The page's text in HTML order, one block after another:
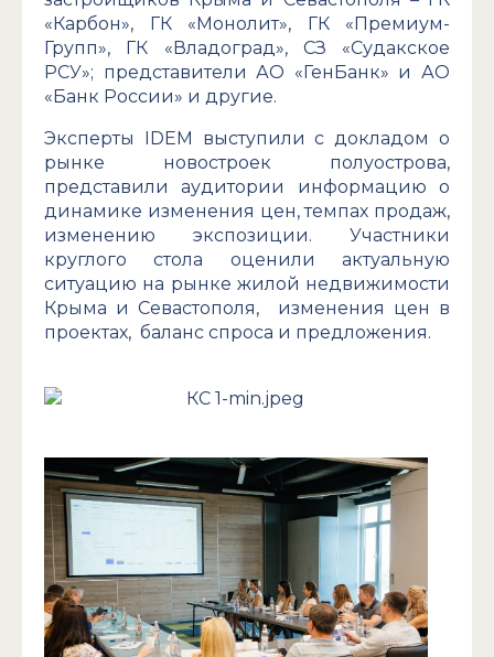
«Карбон», ГК «Монолит», ГК «Премиум-
Групп», ГК «Владоград», СЗ «Судакское
РСУ»; представители АО «ГенБанк» и АО
«Банк России» и другие.
Эксперты IDEM выступили с докладом о
рынке новостроек полуострова,
представили аудитории информацию о
динамике изменения цен, темпах продаж,
изменению экспозиции. Участники
круглого стола оценили актуальную
ситуацию на рынке жилой недвижимости
Крыма и Севастополя, изменения цен в
проектах, баланс спроса и предложения.